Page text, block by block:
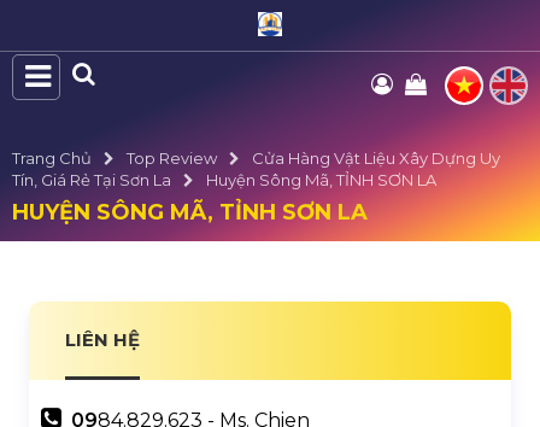
Trang Chủ Top Review
Cửa Hàng Vật Liệu Xây Dựng Uy
Tín, Giá Rẻ Tại Sơn La
Huyện Sông Mã, TỈNH SƠN LA
HUYỆN SÔNG MÃ, TỈNH SƠN LA
LIÊN HỆ
0984.829.623 - Ms. Chien